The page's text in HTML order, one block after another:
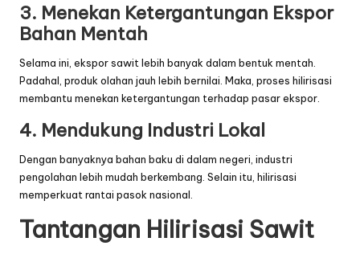
3. Menekan Ketergantungan Ekspor
Bahan Mentah
Selama ini, ekspor sawit lebih banyak dalam bentuk mentah.
Padahal, produk olahan jauh lebih bernilai. Maka, proses hilirisasi
membantu menekan ketergantungan terhadap pasar ekspor.
4. Mendukung Industri Lokal
Dengan banyaknya bahan baku di dalam negeri, industri
pengolahan lebih mudah berkembang. Selain itu, hilirisasi
memperkuat rantai pasok nasional.
Tantangan Hilirisasi Sawit